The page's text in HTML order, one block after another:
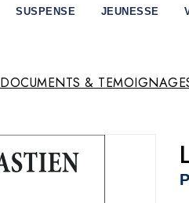
SUSPENSE JEUNESSE
DOCUMENTS &